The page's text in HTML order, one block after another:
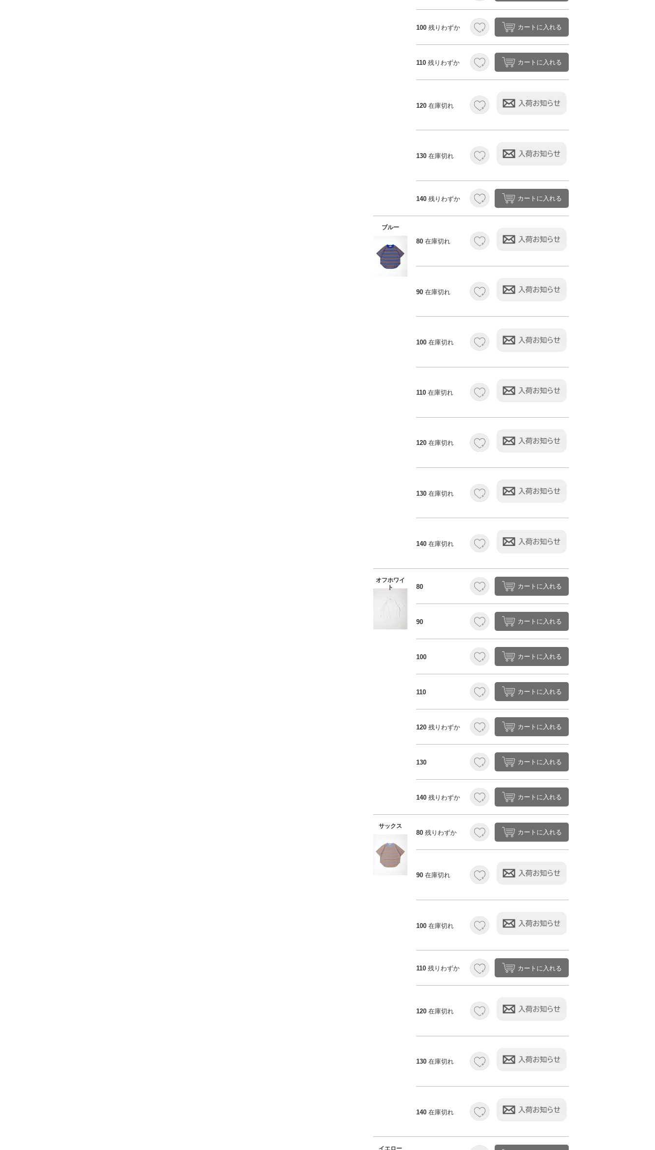
100 残りわずか カートに入れる
110 残りわずか カートに入れる
120 在庫切れ
130 在庫切れ
140 残りわずか カートに入れる
ブルー
80 在庫切れ
90 在庫切れ
100 在庫切れ
110 在庫切れ
120 在庫切れ
130 在庫切れ
140 在庫切れ
オフホワイ
ト
80 カートに入れる
90 カートに入れる
100 カートに入れる
110 カートに入れる
120 残りわずか カートに入れる
130 カートに入れる
140 残りわずか カートに入れる
サックス
80 残りわずか カートに入れる
90 在庫切れ
100 在庫切れ
110 残りわずか カートに入れる
120 在庫切れ
130 在庫切れ
140 在庫切れ
イエロー